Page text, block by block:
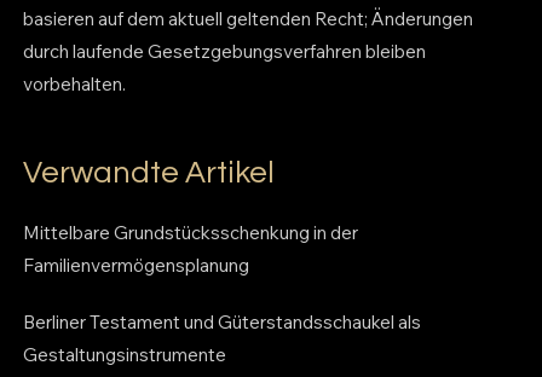
basieren auf dem aktuell geltenden Recht; Änderungen
durch laufende Gesetzgebungsverfahren bleiben
vorbehalten.
Verwandte Artikel
Mittelbare Grundstücksschenkung in der
Familienvermögensplanung
Berliner Testament und Güterstandsschaukel als
Gestaltungsinstrumente